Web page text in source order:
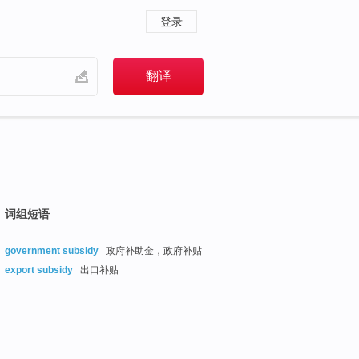
登录
词组短语
government subsidy
政府补助金，政府补贴
export subsidy
出口补贴